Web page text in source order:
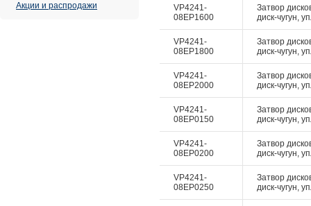
Акции и распродажи
VP4241-
08EP1600
Затвор
диск-чугун,
VP4241-
08EP1800
Затвор
диск-чугун,
VP4241-
08EP2000
Затвор
диск-чугун,
VP4241-
08EP0150
Затвор
диск-чугун,
VP4241-
08EP0200
Затвор
диск-чугун,
VP4241-
08EP0250
Затвор
диск-чугун,